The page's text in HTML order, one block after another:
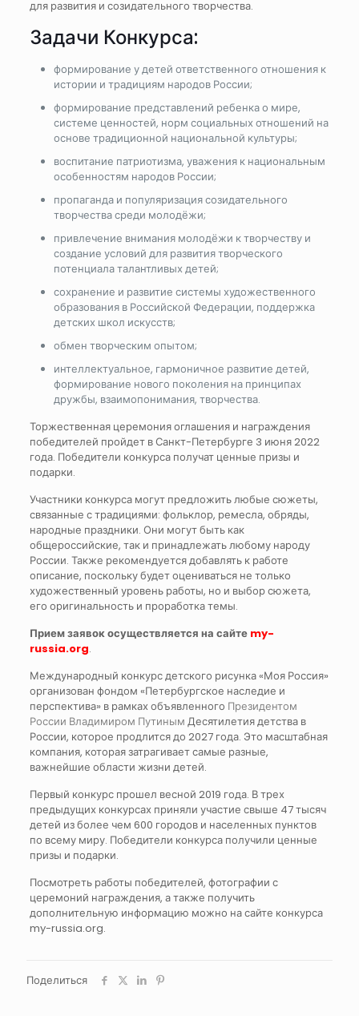
для развития и созидательного творчества.
Задачи Конкурса:
формирование у детей ответственного отношения к
истории и традициям народов России;
формирование представлений ребенка о мире,
системе ценностей, норм социальных отношений на
основе традиционной национальной культуры;
воспитание патриотизма, уважения к национальным
особенностям народов России;
пропаганда и популяризация созидательного
творчества среди молодёжи;
привлечение внимания молодёжи к творчеству и
создание условий для развития творческого
потенциала талантливых детей;
сохранение и развитие системы художественного
образования в Российской Федерации, поддержка
детских школ искусств;
обмен творческим опытом;
интеллектуальное, гармоничное развитие детей,
формирование нового поколения на принципах
дружбы, взаимопонимания, творчества.
Торжественная церемония оглашения и награждения
победителей пройдет в Санкт-Петербурге 3 июня 2022
года. Победители конкурса получат ценные призы и
подарки.
Участники конкурса могут предложить любые сюжеты,
связанные с традициями: фольклор, ремесла, обряды,
народные праздники. Они могут быть как
общероссийские, так и принадлежать любому народу
России. Также рекомендуется добавлять к работе
описание, поскольку будет оцениваться не только
художественный уровень работы, но и выбор сюжета,
его оригинальность и проработка темы.
Прием заявок осуществляется на сайте my-
russia.org.
Международный конкурс детского рисунка «Моя Россия»
организован фондом «Петербургское наследие и
перспектива» в рамках объявленного Президентом
России Владимиром Путиным Десятилетия детства в
России, которое продлится до 2027 года. Это масштабная
компания, которая затрагивает самые разные,
важнейшие области жизни детей.
Первый конкурс прошел весной 2019 года. В трех
предыдущих конкурсах приняли участие свыше 47 тысяч
детей из более чем 600 городов и населенных пунктов
по всему миру. Победители конкурса получили ценные
призы и подарки.
Посмотреть работы победителей, фотографии с
церемоний награждения, а также получить
дополнительную информацию можно на сайте конкурса
my-russia.org.
Поделиться